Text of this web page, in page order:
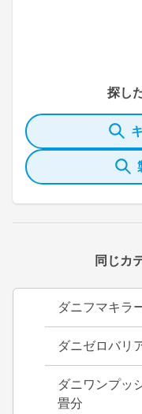
探し
同じカ
ダニフマキラ
ダニゼロバリ
ダニワンプッ
畳分